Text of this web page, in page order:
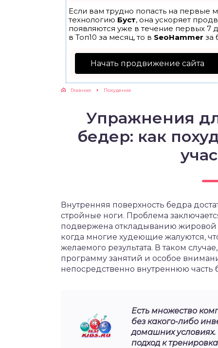
Если вам трудно попасть на первые
технологию Буст, она ускоряет
появляются уже в течение первых 7
в Топ10 за месяц, то в SeoHammer за
Начать продвижение сайта
Главная Похудение
Упражнения
бедер: как
Внутренняя поверхность бедра
стройные ноги. Проблема
подвержена откладыванию жировой
когда многие худеющие жалуются,
желаемого результата. В таком
программу занятий и особое
непосредственно внутреннюю часть
Есть множество
без какого-либо
домашних условиях.
подход к